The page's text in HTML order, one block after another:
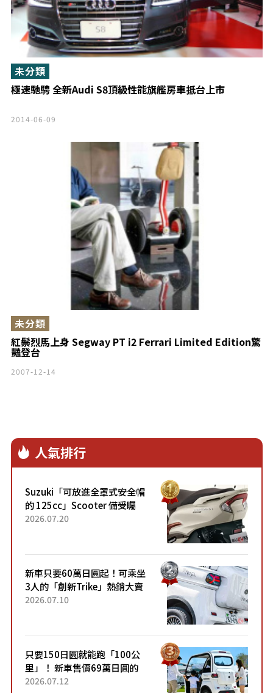
極速馳騁 全新Audi S8頂級性能旗艦房車抵台上市
未分類
2014-06-09
紅鬃烈馬上身 Segway PT i2 Ferrari Limited Edition驚
豔登台
未分類
2007-12-14
人氣排行
Suzuki「可放進全罩式安全帽
的 125cc」Scooter 備受矚
目！採用全新流線設計與各項
2026.07.20
新車只要60萬日圓起！可乘坐
3人的「創新Trike」熱銷大賣
成為人氣車款！「養車成本真
2026.07.10
只要150日圓就能跑「100公
里」！ 新車售價69萬日圓的
「3人座」Trike大受歡迎！ 順
2026.07.12